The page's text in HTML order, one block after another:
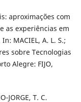
aproximações com
as experiências em
MACIEL, A. L. S.;
sobre Tecnologias
Alegre: FIJO,
JORGE, T. C.